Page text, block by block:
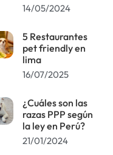
14/05/2024
5 Restaurantes
pet friendly en
lima
16/07/2025
¿Cuáles son las
razas PPP según
la ley en Perú?
21/01/2024